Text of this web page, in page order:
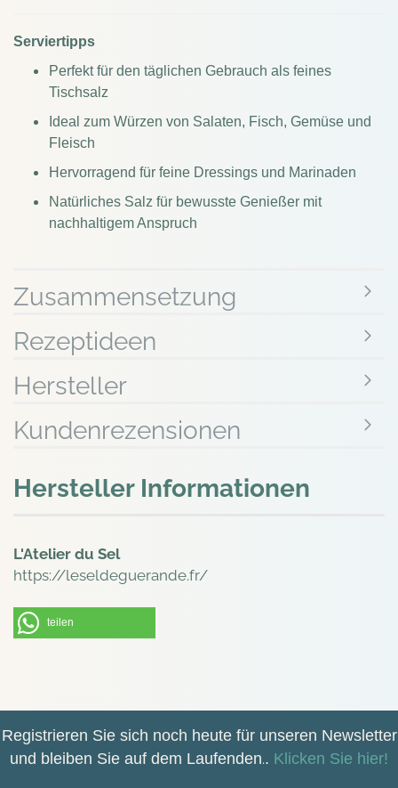
Serviertipps
Perfekt für den täglichen Gebrauch als feines
Tischsalz
Ideal zum Würzen von Salaten, Fisch, Gemüse und
Fleisch
Hervorragend für feine Dressings und Marinaden
Natürliches Salz für bewusste Genießer mit
nachhaltigem Anspruch
Zusammensetzung
Rezeptideen
Hersteller
Kundenrezensionen
Hersteller Informationen
L'Atelier du Sel
https://leseldeguerande.fr/
teilen
Registrieren Sie sich noch heute für unseren Newsletter
und bleiben Sie auf dem Laufenden.. Klicken Sie hier!